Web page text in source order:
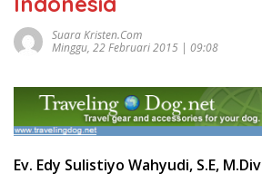
Suara Kristen.com
Minggu, 22 Februari 2015 | 09:08
Ev. Edy Sulistiyo Wahyudi, S.E, M.Div